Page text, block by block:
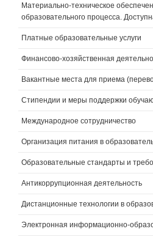
Материально-техническое
образовательного процесса.
Платные образовательные услуги
Финансово-хозяйственная
Вакантные места для приема
Стипендии и меры поддержки
Международное сотрудничество
Организация питания в
Образовательные стандарты и
Антикоррупционная деятельность
Дистанционные технологии в
Электронная информационно-